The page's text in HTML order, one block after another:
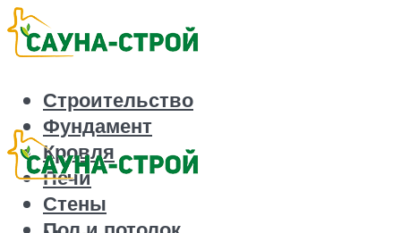
Строительство
Фундамент
Кровля
Печи
Стены